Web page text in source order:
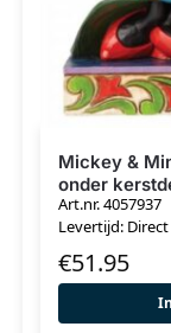
Mickey &
onder
Art.nr. 4057937
Levertijd:
€51.95